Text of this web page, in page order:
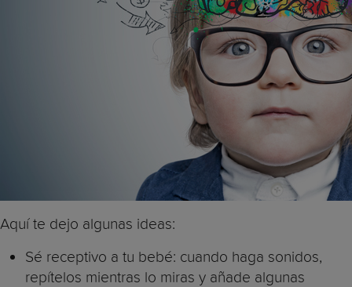
Aquí te dejo algunas ideas:
Sé receptivo a tu bebé: cuando haga sonidos,
repítelos mientras lo miras y añade algunas